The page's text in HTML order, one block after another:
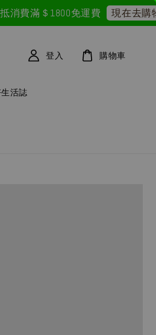
＄1800免運費 現在去購物！
活誌
登入 購物車